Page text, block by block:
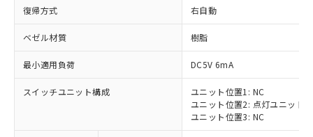
復帰方式 右自動
ベゼル材質 樹脂
最小適用負荷 DC5V 6mA
スイッチユニット構成
ユニット位置1: NC
ユニット位置2: 点灯ユニット
ユニット位置3: NC